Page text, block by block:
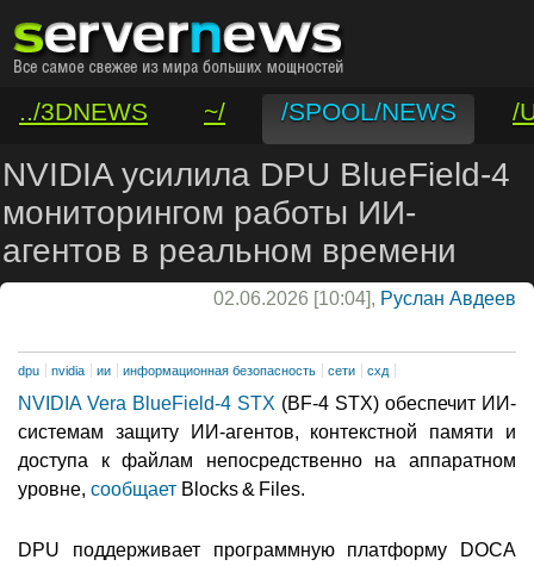
../3DNEWS ~/ /SPOOL/NEWS
/
/VAR/CONTACT
NVIDIA усилила DPU BlueField-4
мониторингом работы ИИ-
агентов в реальном времени
02.06.2026 [10:04], Руслан Авдеев
dpu nvidia ии информационная безопасность сети схд
NVIDIA Vera BlueField-4 STX (BF-4 STX) обеспечит ИИ-
системам защиту ИИ-агентов, контекстной памяти и
доступа к файлам непосредственно на аппаратном
уровне, сообщает Blocks & Files.
DPU поддерживает программную платформу DOCA